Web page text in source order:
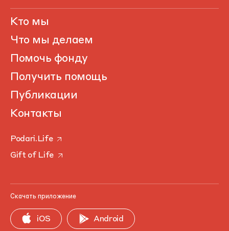
Кто мы
Что мы делаем
Помочь фонду
Получить помощь
Публикации
Контакты
Podari.Life
Gift of Life
Скачать приложение
iOS Android